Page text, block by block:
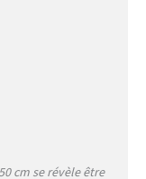
l’évier.
d’un
vidange de
et
et
cm se révèle être